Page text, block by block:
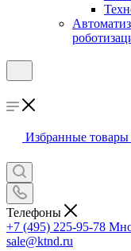
Избранные товары
Телефоны
+7 (495) 225-95-78
sale@ktnd.ru